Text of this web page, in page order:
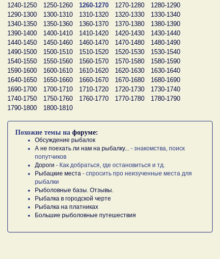
1240-1250
1250-1260 1260-1270 1270-1280
1280-1290
1290-1300
1300-1310 1310-1320 1320-1330
1330-1340
1340-1350
1350-1360 1360-1370 1370-1380
1380-1390
1390-1400
1400-1410 1410-1420 1420-1430
1430-1440
1440-1450
1450-1460 1460-1470 1470-1480
1480-1490
1490-1500
1500-1510 1510-1520 1520-1530
1530-1540
1540-1550
1550-1560 1560-1570 1570-1580
1580-1590
1590-1600
1600-1610 1610-1620 1620-1630
1630-1640
1640-1650
1650-1660 1660-1670 1670-1680
1680-1690
1690-1700
1700-1710 1710-1720 1720-1730
1730-1740
1740-1750
1750-1760 1760-1770 1770-1780
1780-1790
1790-1800
1800-1810
Похожие темы на форуме:
Обсуждение рыбалок
А не поехать ли нам на рыбалку...
- знакомства, поиск
попутчиков
Дороги - Как добраться, где остановиться и тд.
Рыбацкие места - спросить про неизученные места для
рыбалки
Рыболовные базы. Отзывы.
Рыбалка в городской черте
Рыбалка на платниках
Большие рыболовные путешествия